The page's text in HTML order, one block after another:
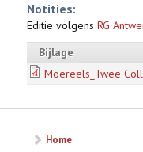
Notities:
Editie volgens RG
Bijlage
Moereels_Twee
Home